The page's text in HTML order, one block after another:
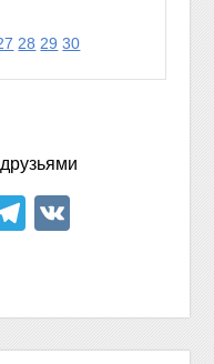
28 29 30
Telegram